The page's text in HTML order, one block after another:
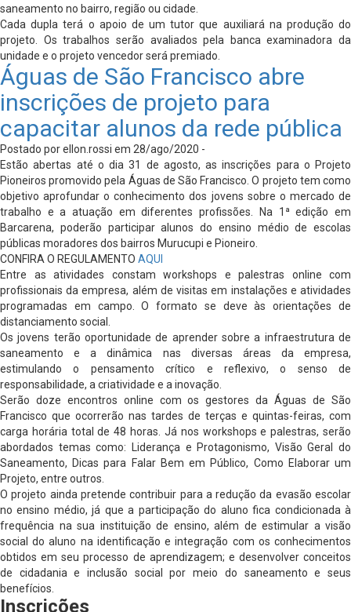
saneamento no bairro, região ou cidade.
Cada dupla terá o apoio de um tutor que auxiliará na produção do
projeto. Os trabalhos serão avaliados pela banca examinadora da
unidade e o projeto vencedor será premiado.
Águas de São Francisco abre
inscrições de projeto para
capacitar alunos da rede pública
Postado por ellon.rossi em 28/ago/2020 -
Estão abertas até o dia 31 de agosto, as inscrições para o Projeto
Pioneiros promovido pela Águas de São Francisco. O projeto tem como
objetivo aprofundar o conhecimento dos jovens sobre o mercado de
trabalho e a atuação em diferentes profissões. Na 1ª edição em
Barcarena, poderão participar alunos do ensino médio de escolas
públicas moradores dos bairros Murucupi e Pioneiro.
CONFIRA O REGULAMENTO AQUI
Entre as atividades constam workshops e palestras online com
profissionais da empresa, além de visitas em instalações e atividades
programadas em campo. O formato se deve às orientações de
distanciamento social.
Os jovens terão oportunidade de aprender sobre a infraestrutura de
saneamento e a dinâmica nas diversas áreas da empresa,
estimulando o pensamento crítico e reflexivo, o senso de
responsabilidade, a criatividade e a inovação.
Serão doze encontros online com os gestores da Águas de São
Francisco que ocorrerão nas tardes de terças e quintas-feiras, com
carga horária total de 48 horas. Já nos workshops e palestras, serão
abordados temas como: Liderança e Protagonismo, Visão Geral do
Saneamento, Dicas para Falar Bem em Público, Como Elaborar um
Projeto, entre outros.
O projeto ainda pretende contribuir para a redução da evasão escolar
no ensino médio, já que a participação do aluno fica condicionada à
frequência na sua instituição de ensino, além de estimular a visão
social do aluno na identificação e integração com os conhecimentos
obtidos em seu processo de aprendizagem; e desenvolver conceitos
de cidadania e inclusão social por meio do saneamento e seus
benefícios.
Inscrições